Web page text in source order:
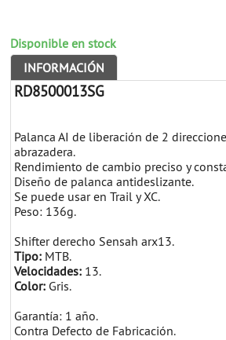
Disponible en stock
INFORMACIÓN
RD8500013SG
Palanca AI de liberación de 2
abrazadera.
Rendimiento de cambio preciso y
Diseño de palanca antideslizante.
Se puede usar en Trail y XC.
Peso: 136g.
Shifter derecho Sensah arx13.
Tipo: MTB.
Velocidades: 13.
Color: Gris.
Garantía: 1 año.
Contra Defecto de Fabricación.